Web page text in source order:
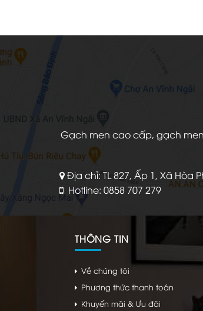
Gạch men cao cấp, gạch
Địa chỉ: TL 827, Ấp 1, Xã Hòa
Hotline: 0858 707 279
THÔNG TIN
Về chúng tôi
Phương thức thanh toán
Khuyến mãi & Ưu đãi